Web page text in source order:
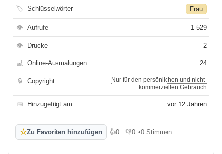
🏷 Schlüsselwörter Frau
👁 Aufrufe 1 529
👁 Drucke 2
💻 Online-Ausmalungen 24
🔒 Copyright
Nur für den persönlichen und nicht-
kommerziellen Gebrauch
📅 Hinzugefügt am vor 12 Jahren
☆Zu Favoriten hinzufügen 👍0
Gefällt mir
👎0
Gefällt mir nicht
•0 Stimmen